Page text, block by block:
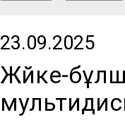
23.09.2025
Жүйке-